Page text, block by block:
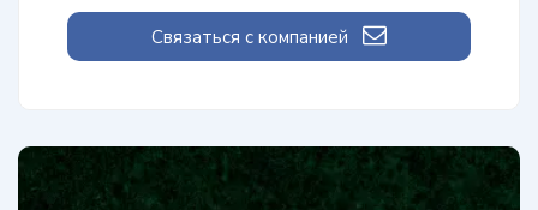
Связаться с компанией